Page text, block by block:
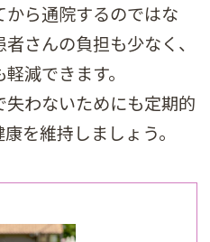
ら通院するのではな
さんの負担も少なく、
減できます。
わないためにも定期的
を維持しましょう。